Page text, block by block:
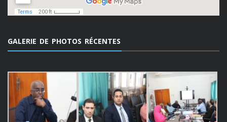
GALERIE DE PHOTOS RÉCENTES